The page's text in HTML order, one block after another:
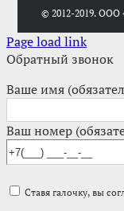
© 2012-2019. ООО
Page load link
Обратный звонок
Ваше имя
Ваш номер
Ставя галочку, вы